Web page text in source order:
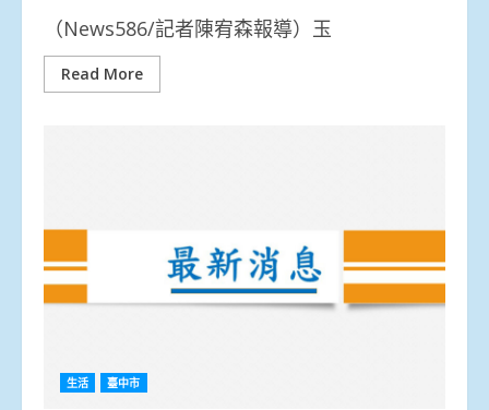
（News586/記者陳宥森報導）玉
Read More
生活 臺中市